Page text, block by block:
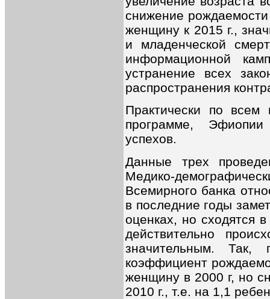
снижение
женщину к 2015 г.,
и младенческой
информационной
устранение всех
распространения
Практически по всем
программе,
успехов.
Данные трех
Медико-
Всемирного банка
в последние годы
оценках, но сходятся
действительно
значительным.
коэффициент
женщину в 2000 г, но
2010 г., т.е. на 1,1